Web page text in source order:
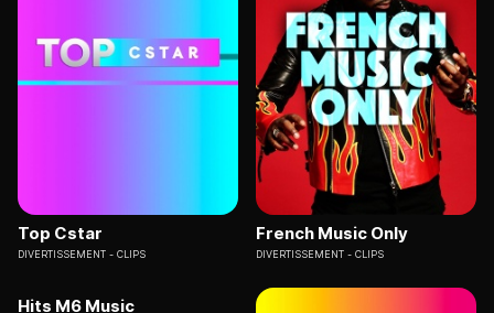
Top Cstar
DIVERTISSEMENT CLIPS
French Music Only
DIVERTISSEMENT CLIPS
Hits M6 Music